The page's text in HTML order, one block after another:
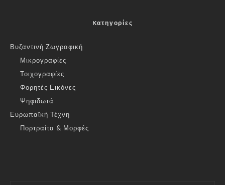
Kατηγορίες
Βυζαντινή Ζωγραφική
Μικρογραφίες
Τοιχογραφίες
Φορητές Εικόνες
Ψηφιδωτά
Ευρωπαϊκή Τέχνη
Πορτραίτα & Μορφές